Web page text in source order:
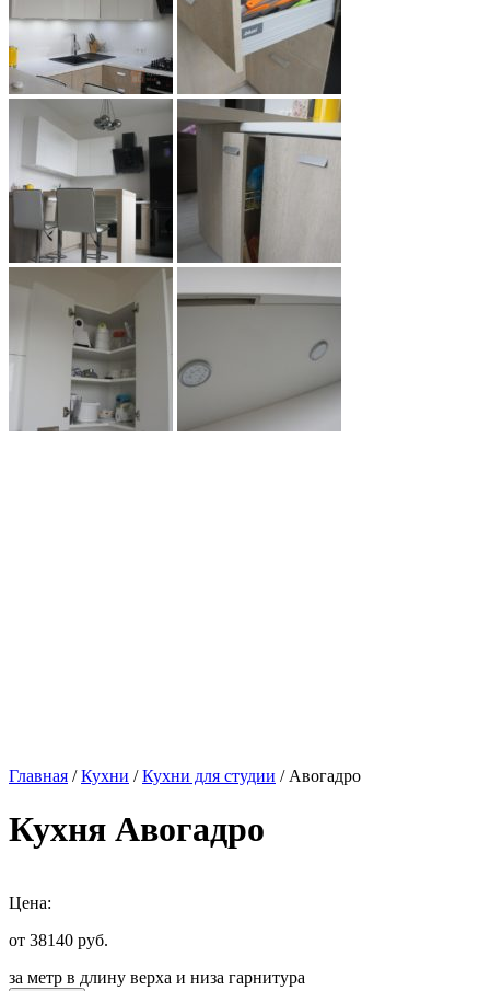
Главная /Кухни /Кухни для студии / Авогадро
Кухня Авогадро
Цена:
от 38140 руб.
за метр в длину верха и низа гарнитура